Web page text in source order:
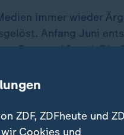
immer wieder
Anfang Juni
Gaza und Israel . Die
Version des
ein antisemitischer
ZDF, ZDFheute und
Cookies und